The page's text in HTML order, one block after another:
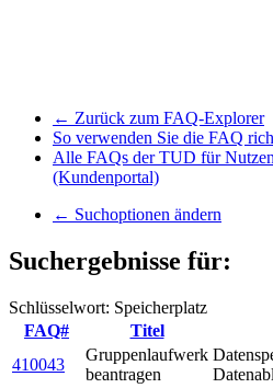
← Zurück zum FAQ-Explorer
So verwenden Sie die FAQ
Alle FAQs der TUD für
(Kundenportal)
← Suchoptionen ändern
Suchergebnisse für:
Schlüsselwort: Speicherplatz
FAQ#
Titel
410043
Gruppenlaufwerk
beantragen